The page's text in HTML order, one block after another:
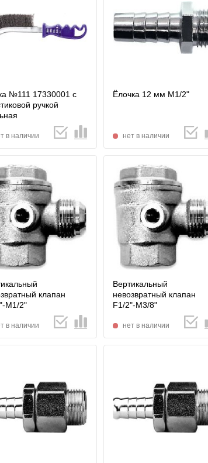
№111 17330001 с
ручкой
в наличии
Ёлочка 12 мм М1/2"
нет в наличии
клапан
M1/2"
в наличии
Вертикальный
невозвратный клапан
F1/2"-M3/8"
нет в наличии